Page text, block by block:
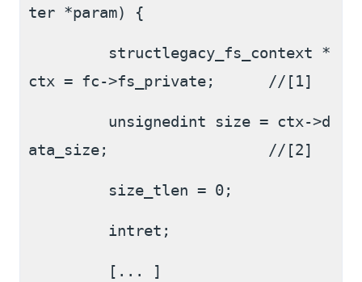
ter *param) {
structlegacy_fs_context *
ctx = fc->fs_private;      //[1]
unsignedint size = ctx->d
ata_size;                  //[2]
size_tlen = 0;
intret;
[... ]